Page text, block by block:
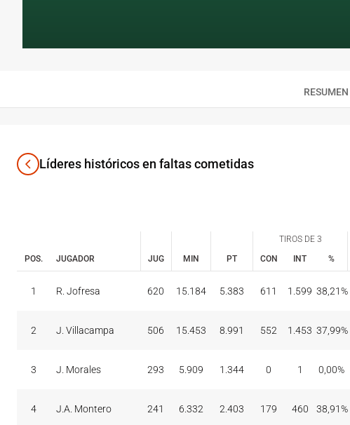
RESUMEN
Líderes históricos en faltas cometidas
POS. JUGADOR JUG MIN PT
TIROS DE 3
CON INT %
1 R. Jofresa 620 15.184 5.383 611 1.599 38,21%
2 J. Villacampa 506 15.453 8.991 552 1.453 37,99%
3 J. Morales 293 5.909 1.344 0 1 0,00%
4 J.A. Montero 241 6.332 2.403 179 460 38,91%